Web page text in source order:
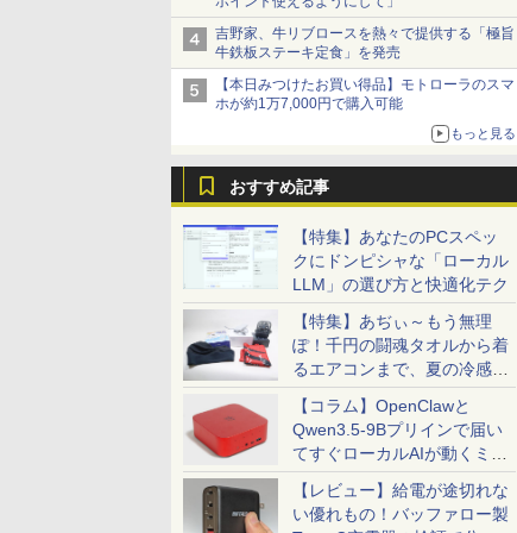
吉野家、牛リブロースを熱々で提供する「極旨
牛鉄板ステーキ定食」を発売
【本日みつけたお買い得品】モトローラのスマ
ホが約1万7,000円で購入可能
もっと見る
おすすめ記事
【特集】あなたのPCスペッ
クにドンピシャな「ローカル
LLM」の選び方と快適化テク
【特集】あぢぃ～もう無理
ぽ！千円の闘魂タオルから着
るエアコンまで、夏の冷感グ
ッズ一挙紹介
【コラム】OpenClawと
Qwen3.5-9Bプリインで届い
てすぐローカルAIが動くミニ
PC「SER9 Pro」
【レビュー】給電が途切れな
い優れもの！バッファロー製